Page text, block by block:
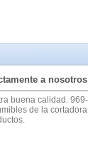
a nosotros